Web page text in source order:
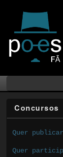
Concursos
Quer
Quer